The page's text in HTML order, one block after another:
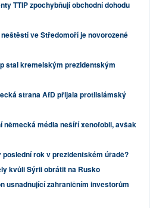
TTIP zpochybňují obchodní dohodu
ve Středomoří je novorozené
stal kremelským prezidentským
strana AfD přijala protiislámský
německá média nešíří xenofobii, avšak
poslední rok v prezidentském úřadě?
kvůli Sýrii obrátit na Rusko
usnadňující zahraničním investorům